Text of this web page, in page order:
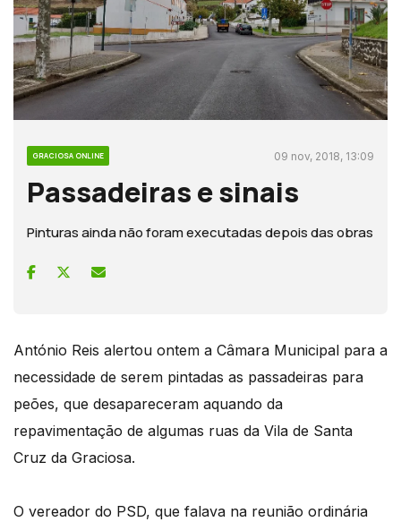
GRACIOSA ONLINE 09 nov, 2018, 13:09
Passadeiras e sinais
Pinturas ainda não foram executadas depois das obras
António Reis alertou ontem a Câmara Municipal para a
necessidade de serem pintadas as passadeiras para
peões, que desapareceram aquando da
repavimentação de algumas ruas da Vila de Santa
Cruz da Graciosa.
O vereador do PSD, que falava na reunião ordinária